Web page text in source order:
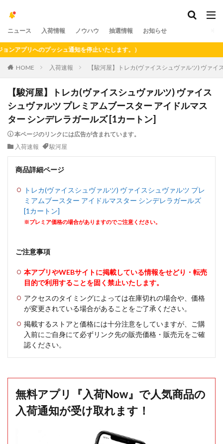
ニュース 入荷情報 ノウハウ 抽選情報 お知らせ
リへのプッシュ通知を停止いたします。）
HOME 入荷速報 【駿河屋】トレカ(ヴァイスシュヴァルツ) ヴァ
【駿河屋】トレカ(ヴァイスシュヴァルツ) ヴァイス
シュヴァルツ プレミアムブースター アイドルマス
ター シンデレラガールズ [1カートン]
本ページのリンクには広告が含まれています。
入荷速報
駿河屋
商品詳細ページ
トレカ(ヴァイスシュヴァルツ) ヴァイスシュヴァルツ プレ
ミアムブースター アイドルマスター シンデレラガールズ
[1カートン]
※プレミア価格の場合がありますのでご注意ください。
ご注意事項
本アプリやWEBサイトに掲載している情報をせどり・転売
目的で利用することを固く禁止いたします。
アクセスのタイミングによっては在庫切れの場合や、価格
が変更されている場合があることをご了承ください。
掲載するストアと価格には十分注意をしていますが、ご購
入前にご自身にて必ずリンク先の販売価格・販売元をご確
認ください。
無料アプリ『入荷Now』で人気商品の
入荷通知が受け取れます！